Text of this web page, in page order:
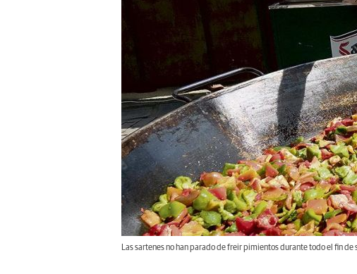
Las sartenes no han parado de freir pimientos durante todo el fin de